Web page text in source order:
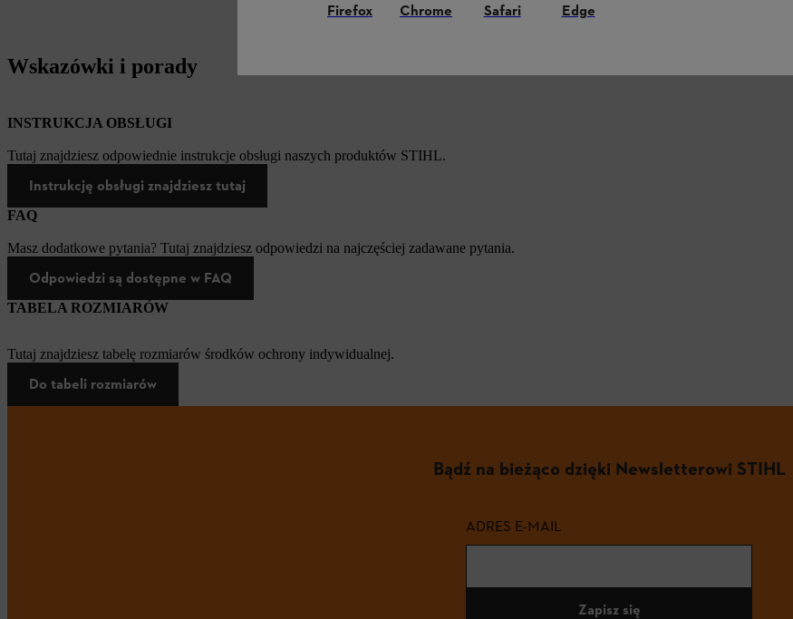
Wskazówki i porady
INSTRUKCJA OBSŁUGI
Tutaj znajdziesz odpowiednie instrukcje obsługi naszych produktów STIHL.
Instrukcję obsługi znajdziesz tutaj
FAQ
Masz dodatkowe pytania? Tutaj znajdziesz odpowiedzi na najczęściej zadawane pytania.
Odpowiedzi są dostępne w FAQ
TABELA ROZMIARÓW
Tutaj znajdziesz tabelę rozmiarów środków ochrony indywidualnej.
Do tabeli rozmiarów
Bądź na bieżąco dzięki Newsletterowi STIHL
ADRES E-MAIL
Zapisz się
Firefox Chrome Safari Edge